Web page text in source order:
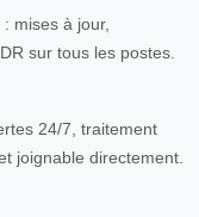
mises à jour,
sur tous les postes.
24/7, traitement
joignable directement.